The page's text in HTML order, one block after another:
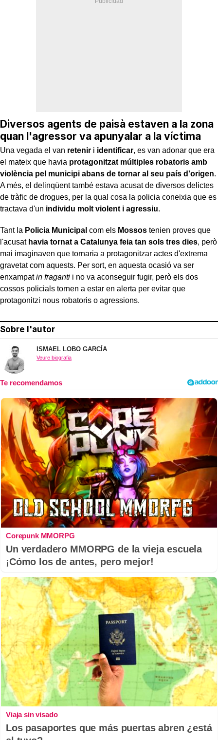
Diversos agents de paisà estaven a la zona
quan l'agressor va apunyalar a la víctima
Una vegada el van retenir i identificar, es van adonar que era
el mateix que havia protagonitzat múltiples robatoris amb
violència pel municipi abans de tornar al seu país d'origen.
A més, el delinqüent també estava acusat de diversos delictes
de tràfic de drogues, per la qual cosa la policia coneixia que es
tractava d'un individu molt violent i agressiu.
Tant la Policia Municipal com els Mossos tenien proves que
l'acusat havia tornat a Catalunya feia tan sols tres dies, però
mai imaginaven que tornaria a protagonitzar actes d'extrema
gravetat com aquests. Per sort, en aquesta ocasió va ser
enxampatin fraganti i no va aconseguir fugir, però els dos
cossos policials tornen a estar en alerta per evitar que
protagonitzi nous robatoris o agressions.
Sobre l'autor
ISMAEL LOBO GARCÍA
Veure biografia
Corepunk MMORPG
Un verdadero MMORPG de la vieja escuela
¡Cómo los de antes, pero mejor!
Viaja sin visado
Los pasaportes que más puertas abren ¿está